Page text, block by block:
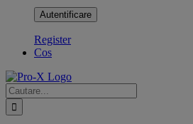
Register
Cos
Cautare...